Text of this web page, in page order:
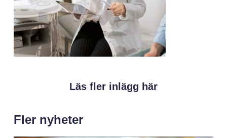
Läs fler inlägg här
Fler nyheter